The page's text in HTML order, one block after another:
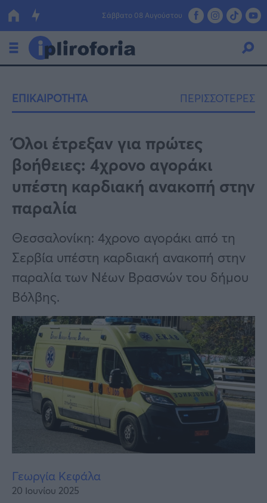
Σάββατο 08 Αυγούστου
Οικονομία
Πολιτική
Τράπεζες
Επιδοτήσεις
ΕΣΠΑ
Κόσμος
Lifestyle
Αθλητικά
Υγεία
Γυναίκα
Καιρός
ΕΠΙΚΑΙΡΟΤΗΤΑ ΠΕΡΙΣΣΟΤΕΡΕΣ
Όλοι έτρεξαν για πρώτες
βοήθειες: 4χρονο αγοράκι
υπέστη καρδιακή ανακοπή στην
παραλία
Θεσσαλονίκη: 4χρονο αγοράκι από τη
Σερβία υπέστη καρδιακή ανακοπή στην
παραλία των Νέων Βρασνών του δήμου
Βόλβης.
Γεωργία Κεφάλα
20 Ιουνίου 2025